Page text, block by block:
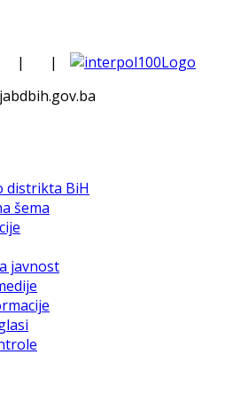
|
|
distrikta BiH
šema
javnost